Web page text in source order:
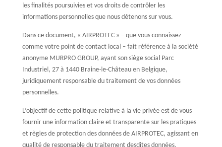
les finalités poursuivies et vos droits de contrôler les
informations personnelles que nous détenons sur vous.
Dans ce document, « AIRPROTEC » – que vous connaissez
comme votre point de contact local – fait référence à la société
anonyme MURPRO GROUP, ayant son siège social Parc
Industriel, 27 à 1440 Braine-le-Château en Belgique,
juridiquement responsable du traitement de vos données
personnelles.
L’objectif de cette politique relative à la vie privée est de vous
fournir une information claire et transparente sur les pratiques
et règles de protection des données de AIRPROTEC, agissant en
qualité de responsable du traitement desdites données.